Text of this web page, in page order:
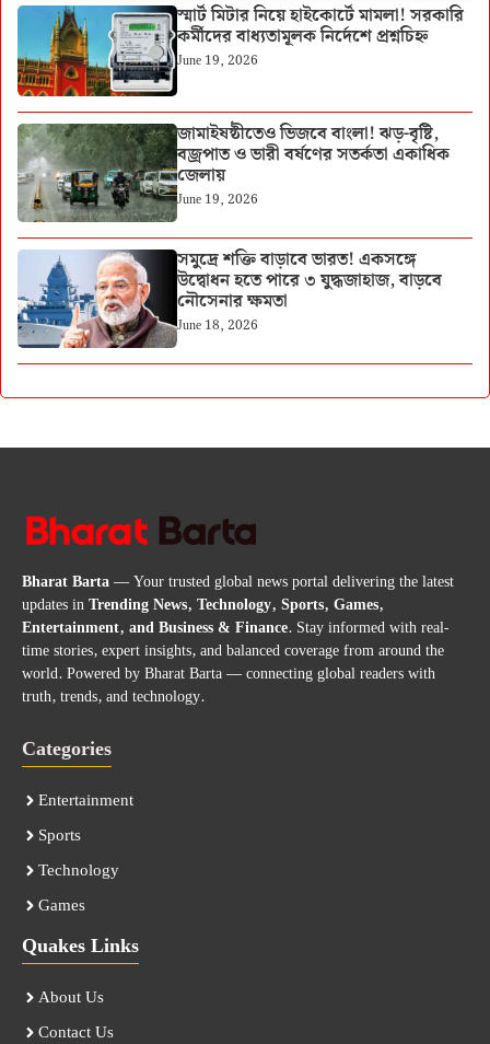
স্মার্ট মিটার নিয়ে হাইকোর্টে মামলা! সরকারি
কর্মীদের বাধ্যতামূলক নির্দেশে প্রশ্নচিহ্ন
June 19, 2026
জামাইষষ্ঠীতেও ভিজবে বাংলা! ঝড়-বৃষ্টি,
বজ্রপাত ও ভারী বর্ষণের সতর্কতা একাধিক
জেলায়
June 19, 2026
সমুদ্রে শক্তি বাড়াবে ভারত! একসঙ্গে
উদ্বোধন হতে পারে ৩ যুদ্ধজাহাজ, বাড়বে
নৌসেনার ক্ষমতা
June 18, 2026
Bharat Barta— Your trusted global news portal delivering the latest
updates inTrending News, Technology, Sports, Games,
Entertainment, and Business & Finance. Stay informed with real-
time stories, expert insights, and balanced coverage from around the
world. Powered by Bharat Barta — connecting global readers with
truth, trends, and technology.
Categories
Entertainment
Sports
Technology
Games
Quakes Links
About Us
Contact Us